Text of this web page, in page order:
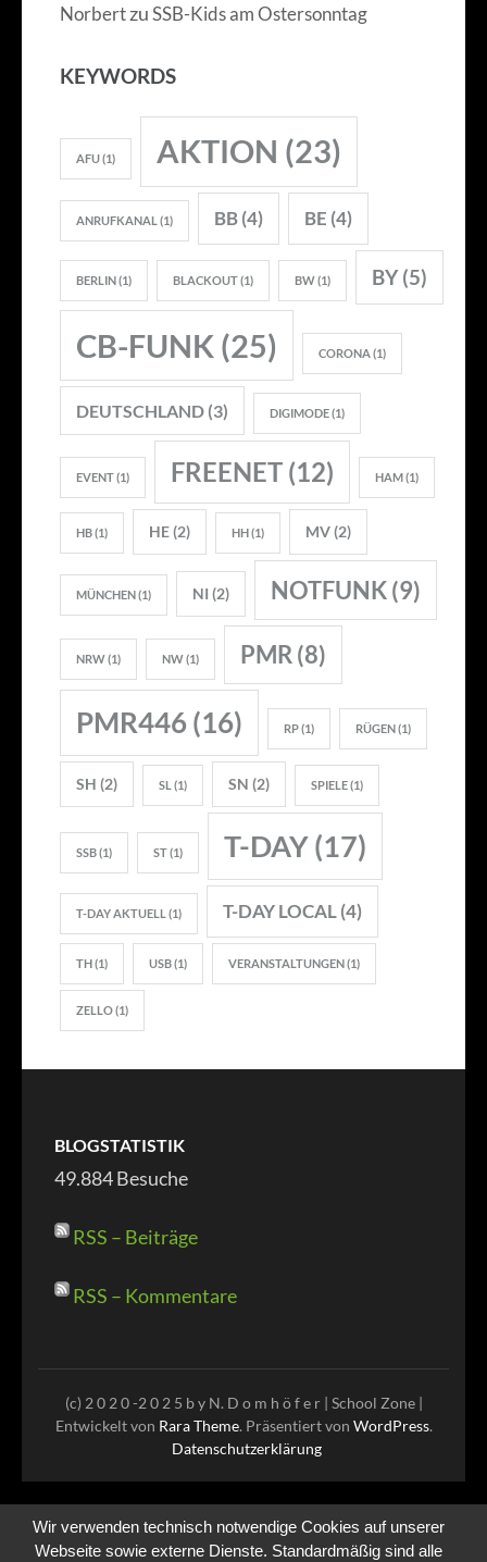
NorbertzuSSB-Kids am Ostersonntag
KEYWORDS
AFU(1) AKTION (23)
ANRUFKANAL (1) BB(4) BE (4)
BERLIN(1) BLACKOUT(1) BW(1) BY(5)
CB-FUNK (25) CORONA(1)
DEUTSCHLAND (3) DIGIMODE(1)
EVENT(1) FREENET (12) HAM(1)
HB(1) HE(2) HH(1) MV(2)
MÜNCHEN(1) NI (2) NOTFUNK(9)
NRW(1) NW(1) PMR(8)
PMR446(16) RP(1) RÜGEN(1)
SH (2) SL (1) SN (2) SPIELE(1)
SSB(1) ST(1) T-DAY(17)
T-DAY AKTUELL (1) T-DAY LOCAL(4)
TH(1) USB(1) VERANSTALTUNGEN(1)
ZELLO(1)
BLOGSTATISTIK
49.884 Besuche
RSS – Beiträge
RSS – Kommentare
(c) 2 0 2 0 -2 0 2 5 b y N. D o m h ö f e r | School Zone |
Entwickelt von Rara Theme. Präsentiert von WordPress.
Datenschutzerklärung
Wir verwenden technisch notwendige Cookies auf unserer
Webseite sowie externe Dienste. Standardmäßig sind alle